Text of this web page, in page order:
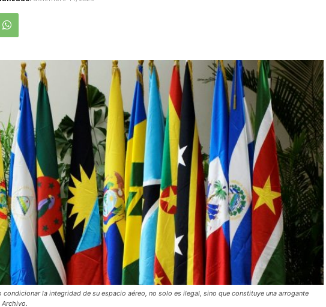
condicionar la integridad de su espacio aéreo, no solo es ilegal, sino que constituye una arrogante